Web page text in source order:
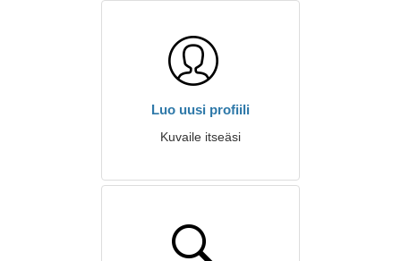
Luo uusi profiili
Kuvaile itseäsi